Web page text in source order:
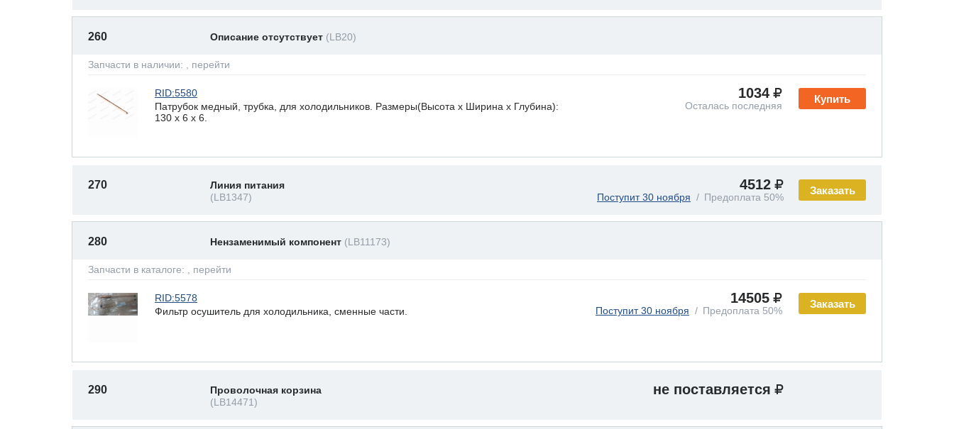
260 Описание отсутствует (LB20)
Запчасти в наличии: , перейти
Купить
RID:5580
Патрубок медный, трубка, для холодильников. Размеры(Высота х Ширина х Глубина):
130 x 6 х 6.
1034
Осталась последняя
Заказать
270
Линия питания
(LB1347)
4512
Поступит 30 ноября Предоплата 50%
280 Нензаменимый компонент (LB11173)
Запчасти в каталоге: , перейти
Заказать
RID:5578
Фильтр осушитель для холодильника, сменные части.
14505
Поступит 30 ноября Предоплата 50%
290
Проволочная корзина
(LB14471)
не поставляется